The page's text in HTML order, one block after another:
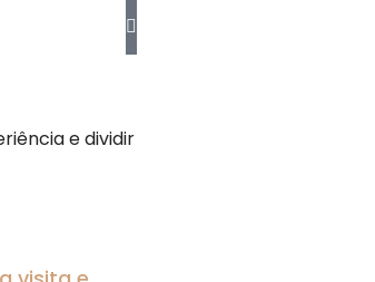
e dividir